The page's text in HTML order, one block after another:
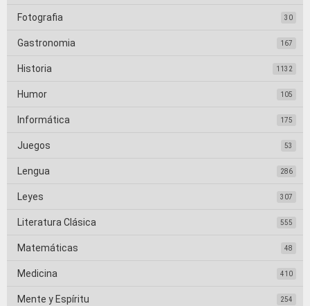
Fotografia 30
Gastronomia 167
Historia 1132
Humor 105
Informática 175
Juegos 53
Lengua 286
Leyes 307
Literatura Clásica 555
Matemáticas 48
Medicina 410
Mente y Espíritu 254